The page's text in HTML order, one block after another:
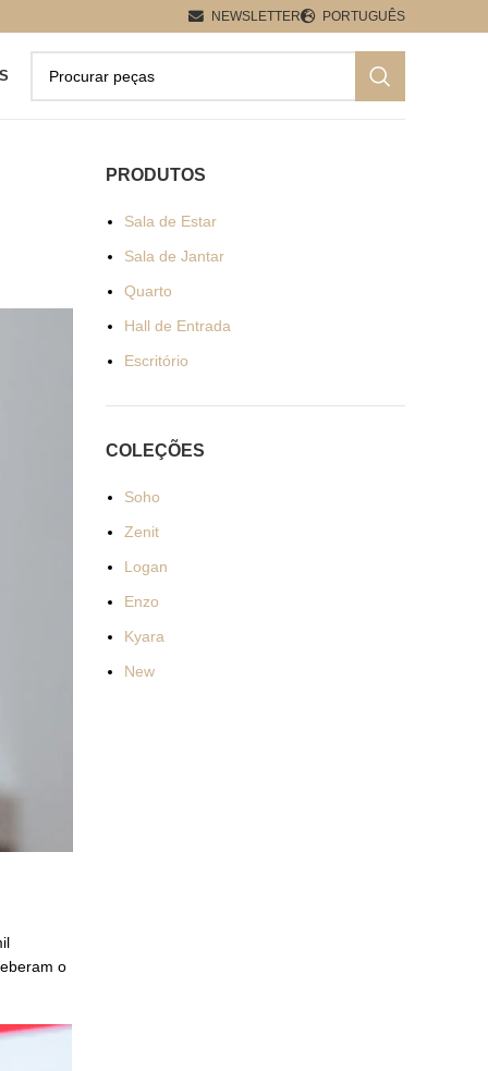
NEWSLETTER PORTUGUÊS
o
PRODUTOS
Sala de Estar
Sala de Jantar
Quarto
Hall de Entrada
Escritório
COLEÇÕES
Soho
Zenit
Logan
Enzo
Kyara
New